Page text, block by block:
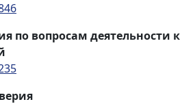
по вопросам деятельности